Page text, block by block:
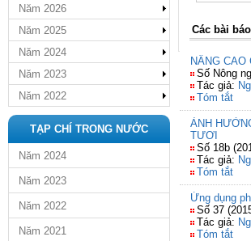
Năm 2026
Năm 2025
Năm 2024
Năm 2023
Năm 2022
TẠP CHÍ TRONG NƯỚC
Năm 2024
Năm 2023
Năm 2022
Năm 2021
Các bài
NÂNG
Số Nông
Tác giả:
Tóm tắt
ẢNH
TƯƠI
Số 18b
Tác giả:
Tóm tắt
Ứng dụng
Số 37
Tác giả:
Tóm tắt